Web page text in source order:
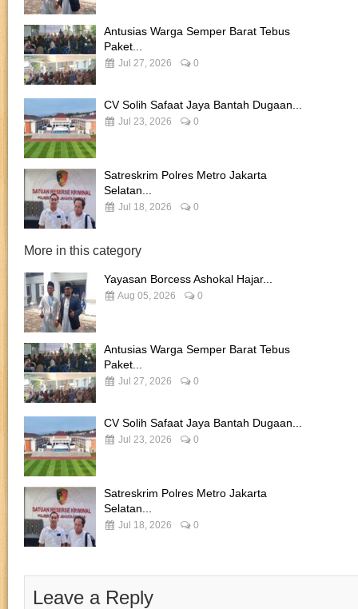
Antusias Warga Semper Barat Tebus
Paket...
Jul 27, 2026 0
CV Solih Safaat Jaya Bantah Dugaan...
Jul 23, 2026 0
Satreskrim Polres Metro Jakarta
Selatan...
Jul 18, 2026 0
More in this category
Yayasan Borcess Ashokal Hajar...
Aug 05, 2026 0
Antusias Warga Semper Barat Tebus
Paket...
Jul 27, 2026 0
CV Solih Safaat Jaya Bantah Dugaan...
Jul 23, 2026 0
Satreskrim Polres Metro Jakarta
Selatan...
Jul 18, 2026 0
Leave a Reply